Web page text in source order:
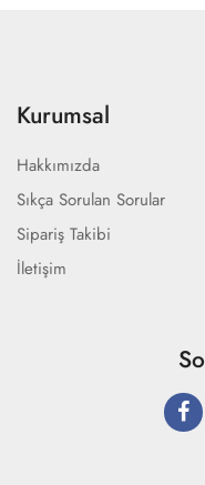
Kurumsal
Hakkımızda
Sıkça Sorulan Sorular
Sipariş Takibi
İletişim